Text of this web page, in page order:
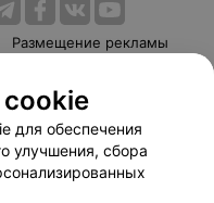
Размещение рекламы
Способы оплаты
103.by
для обеспечения
улучшения, сбора